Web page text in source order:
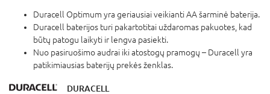
Duracell Optimum yra geriausiai veikianti AA šarminė baterija.
Duracell baterijos turi pakartotitai uždaromas pakuotes, kad
būtų patogu laikyti ir lengva pasiekti.
Nuo pasiruošimo audrai iki atostogų pramogų – Duracell yra
patikimiausias baterijų prekės ženklas.
DURACELL